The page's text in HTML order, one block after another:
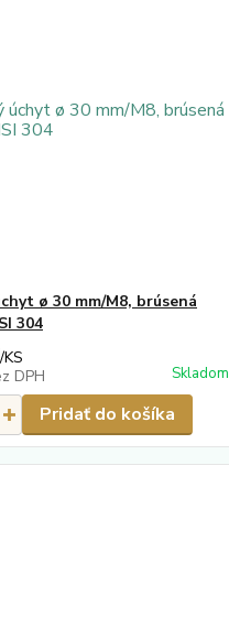
ø 30 mm/M8, brúsená
304
/KS
DPH Skladom
Pridať do košíka